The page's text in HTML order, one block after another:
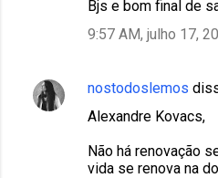
Bjs e bom final de
9:57 AM, julho 17,
nostodoslemos
Alexandre Kovacs,
Não há renovação
vida se renova na